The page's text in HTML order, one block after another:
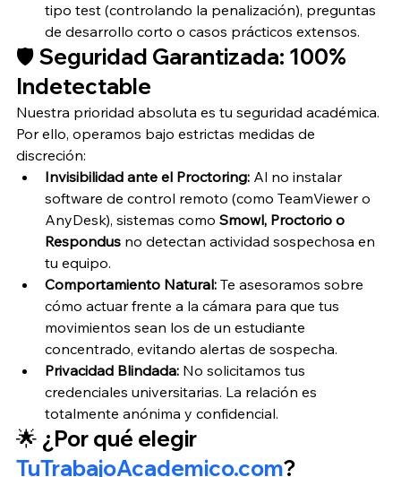
tipo test (controlando la penalización), preguntas
de desarrollo corto o casos prácticos extensos.
🛡️ Seguridad Garantizada: 100%
Indetectable
Nuestra prioridad absoluta es tu seguridad académica.
Por ello, operamos bajo estrictas medidas de
discreción:
Invisibilidad ante el Proctoring: Al no instalar
software de control remoto (como TeamViewer o
AnyDesk), sistemas como Smowl, Proctorio o
Respondus no detectan actividad sospechosa en
tu equipo.
Comportamiento Natural: Te asesoramos sobre
cómo actuar frente a la cámara para que tus
movimientos sean los de un estudiante
concentrado, evitando alertas de sospecha.
Privacidad Blindada: No solicitamos tus
credenciales universitarias. La relación es
totalmente anónima y confidencial.
🌟 ¿Por qué elegir
TuTrabajoAcademico.com?